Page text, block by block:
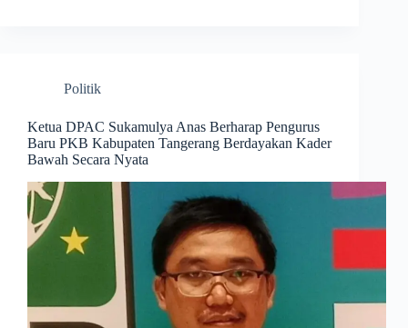
Politik
Ketua DPAC Sukamulya Anas Berharap Pengurus
Baru PKB Kabupaten Tangerang Berdayakan Kader
Bawah Secara Nyata